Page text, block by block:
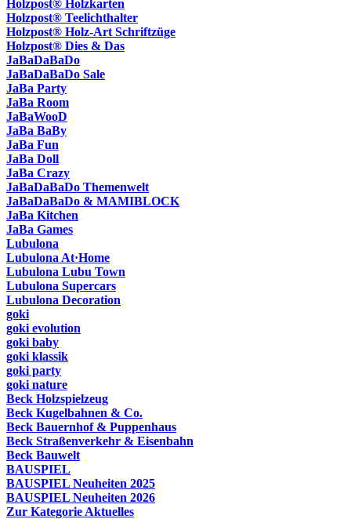
Holzpost® Holzkarten
Holzpost® Teelichthalter
Holzpost® Holz-Art Schriftzüge
Holzpost® Dies & Das
JaBaDaBaDo
JaBaDaBaDo Sale
JaBa Party
JaBa Room
JaBaWooD
JaBa BaBy
JaBa Fun
JaBa Doll
JaBa Crazy
JaBaDaBaDo Themenwelt
JaBaDaBaDo & MAMIBLOCK
JaBa Kitchen
JaBa Games
Lubulona
Lubulona At·Home
Lubulona Lubu Town
Lubulona Supercars
Lubulona Decoration
goki
goki evolution
goki baby
goki klassik
goki party
goki nature
Beck Holzspielzeug
Beck Kugelbahnen & Co.
Beck Bauernhof & Puppenhaus
Beck Straßenverkehr & Eisenbahn
Beck Bauwelt
BAUSPIEL
BAUSPIEL Neuheiten 2025
BAUSPIEL Neuheiten 2026
Zur Kategorie Aktuelles